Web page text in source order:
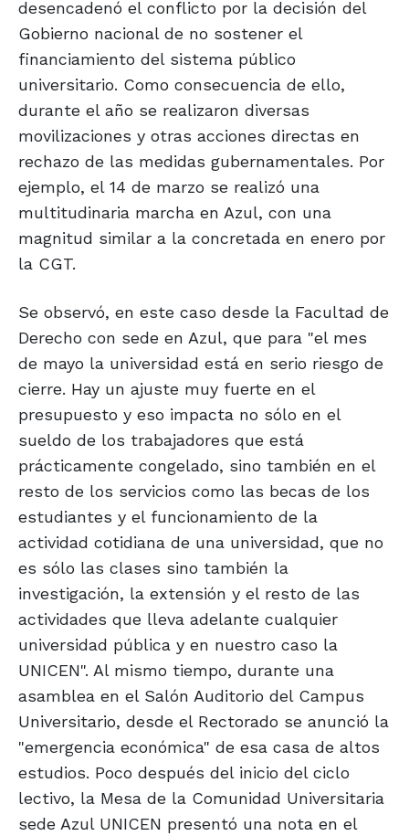
desencadenó el conflicto por la decisión del
Gobierno nacional de no sostener el
financiamiento del sistema público
universitario. Como consecuencia de ello,
durante el año se realizaron diversas
movilizaciones y otras acciones directas en
rechazo de las medidas gubernamentales. Por
ejemplo, el 14 de marzo se realizó una
multitudinaria marcha en Azul, con una
magnitud similar a la concretada en enero por
la CGT.
Se observó, en este caso desde la Facultad de
Derecho con sede en Azul, que para "el mes
de mayo la universidad está en serio riesgo de
cierre. Hay un ajuste muy fuerte en el
presupuesto y eso impacta no sólo en el
sueldo de los trabajadores que está
prácticamente congelado, sino también en el
resto de los servicios como las becas de los
estudiantes y el funcionamiento de la
actividad cotidiana de una universidad, que no
es sólo las clases sino también la
investigación, la extensión y el resto de las
actividades que lleva adelante cualquier
universidad pública y en nuestro caso la
UNICEN". Al mismo tiempo, durante una
asamblea en el Salón Auditorio del Campus
Universitario, desde el Rectorado se anunció la
"emergencia económica" de esa casa de altos
estudios. Poco después del inicio del ciclo
lectivo, la Mesa de la Comunidad Universitaria
sede Azul UNICEN presentó una nota en el